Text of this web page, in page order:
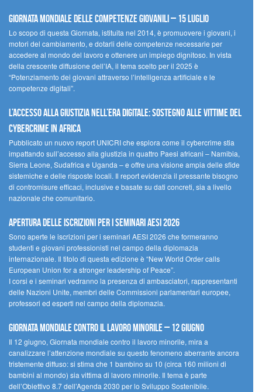
Giornata Mondiale delle Competenze Giovanili – 15 luglio
Lo scopo di questa Giornata, istituita nel 2014, è promuovere i giovani, i
motori del cambiamento, e dotarli delle competenze necessarie per
accedere al mondo del lavoro e ottenere un impiego dignitoso. In vista
della crescente diffusione dell’IA, il tema scelto per il 2025 è
“Potenziamento dei giovani attraverso l’intelligenza artificiale e le
competenze digitali”.
L’accesso alla giustizia nell’era digitale: sostegno alle vittime del
cybercrime in Africa
Pubblicato un nuovo report UNICRI che esplora come il cybercrime stia
impattando sull’accesso alla giustizia in quattro Paesi africani – Namibia,
Sierra Leone, Sudafrica e Uganda – e offre una visione ampia delle sfide
sistemiche e delle risposte locali. Il report evidenzia il pressante bisogno
di contromisure efficaci, inclusive e basate su dati concreti, sia a livello
nazionale che comunitario.
Apertura delle iscrizioni per i seminari AESI 2026
Sono aperte le iscrizioni per i seminari AESI 2026 che formeranno
studenti e giovani professionisti nel campo della diplomazia
internazionale. Il titolo di questa edizione è “New World Order calls
European Union for a stronger leadership of Peace”.
I corsi e i seminari vedranno la presenza di ambasciatori, rappresentanti
delle Nazioni Unite, membri delle Commissioni parlamentari europee,
professori ed esperti nel campo della diplomazia.
Giornata mondiale contro il lavoro minorile – 12 giugno
Il 12 giugno, Giornata mondiale contro il lavoro minorile, mira a
canalizzare l’attenzione mondiale su questo fenomeno aberrante ancora
tristemente diffuso: si stima che 1 bambino su 10 (circa 160 milioni di
bambini al mondo) sia vittima di lavoro minorile. Il tema è parte
dell’Obiettivo 8.7 dell’Agenda 2030 per lo Sviluppo Sostenibile.